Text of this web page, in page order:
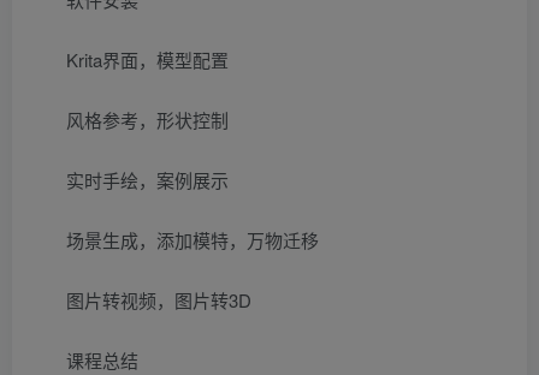
Krita界面，模型配置
风格参考，形状控制
实时手绘，案例展示
场景生成，添加模特，万物迁移
图片转视频，图片转3D
课程总结